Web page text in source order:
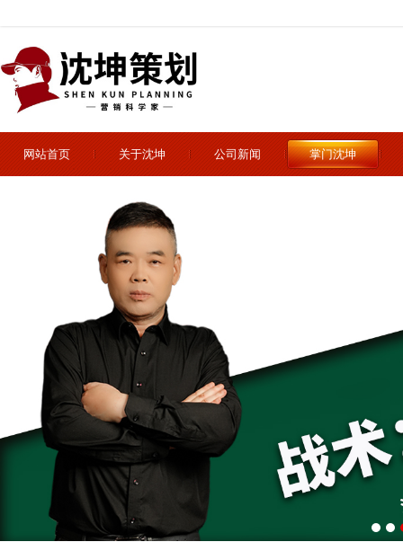
网站首页 关于沈坤 公司新闻 掌门沈坤